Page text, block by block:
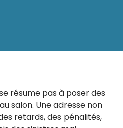
résume pas à poser des
salon. Une adresse non
retards, des pénalités,